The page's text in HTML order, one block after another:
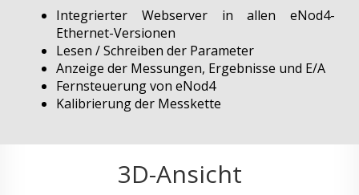
Integrierter Webserver in allen eNod4-
Ethernet-Versionen
Lesen / Schreiben der Parameter
Anzeige der Messungen, Ergebnisse und E/A
Fernsteuerung von eNod4
Kalibrierung der Messkette
3D-Ansicht